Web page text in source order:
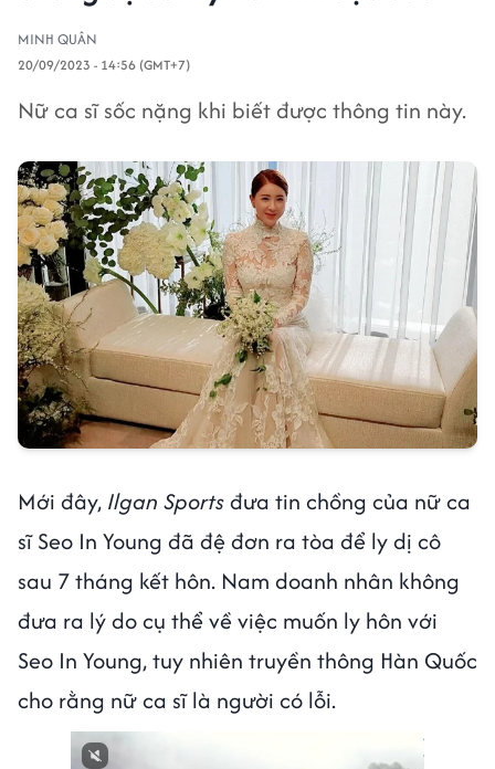
MINH QUÂN
20/09/2023 - 14:56 (GMT+7)
Nữ ca sĩ sốc nặng khi biết được thông tin này.
Mới đây, Ilgan Sportsđưa tin chồng của nữ ca
sĩ Seo In Young đã đệ đơn ra tòa để ly dị cô
sau 7 tháng kết hôn. Nam doanh nhân không
đưa ra lý do cụ thể về việc muốn ly hôn với
Seo In Young, tuy nhiên truyền thông Hàn Quốc
cho rằng nữ ca sĩ là người có lỗi.